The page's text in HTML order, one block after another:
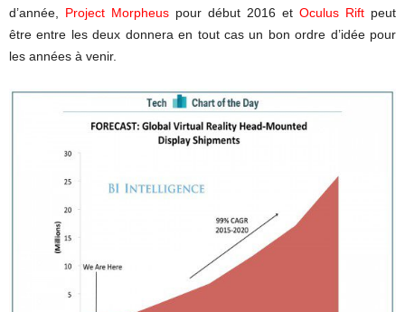
d’année, Project Morpheus pour début 2016 et Oculus Rift peut
être entre les deux donnera en tout cas un bon ordre d’idée pour
les années à venir.